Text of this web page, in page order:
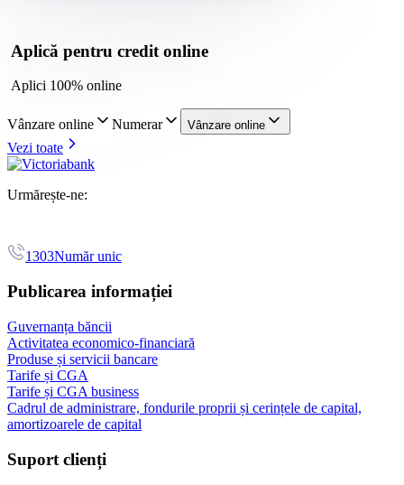
Aplică pentru credit online
Aplici 100% online
Vânzare online Numerar Vânzare online
Vezi toate
Urmărește-ne:
1303Număr unic
Publicarea informației
Guvernanța băncii
Activitatea economico-financiară
Produse și servicii bancare
Tarife și CGA
Tarife și CGA business
Cadrul de administrare, fondurile proprii și cerințele de capital,
amortizoarele de capital
Suport clienți